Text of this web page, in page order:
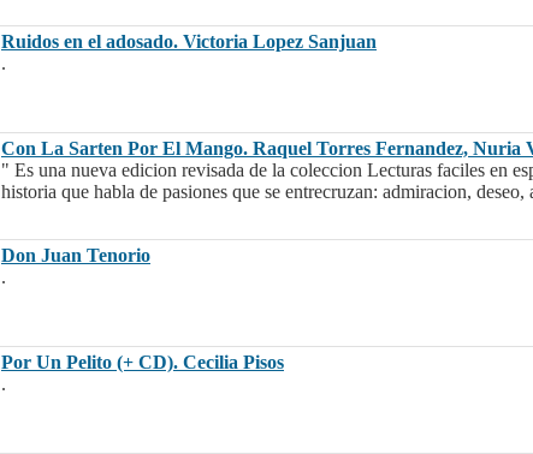
Ruidos en el adosado. Victoria Lopez Sanjuan
.
Con La Sarten Por El Mango. Raquel Torres Fernandez, Nuria
" Es una nueva edicion revisada de la coleccion Lecturas faciles en
historia que habla de pasiones que se entrecruzan: admiracion,
Don Juan Tenorio
.
Por Un Pelito (+ CD). Cecilia Pisos
.